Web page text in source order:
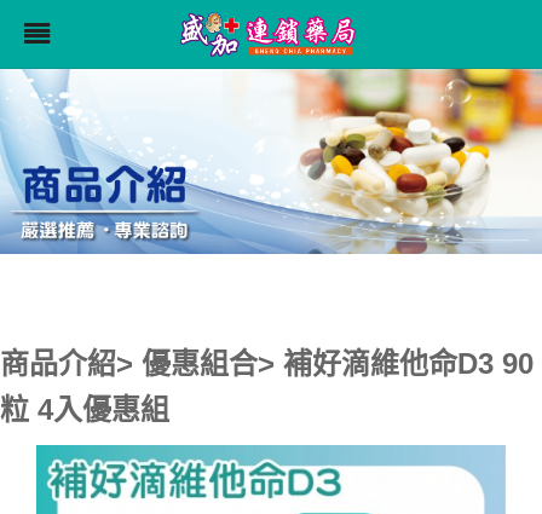
商品介紹> 優惠組合> 補好滴維他命D3 90
粒 4入優惠組